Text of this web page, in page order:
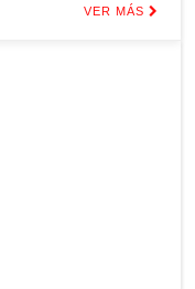
VER MÁS